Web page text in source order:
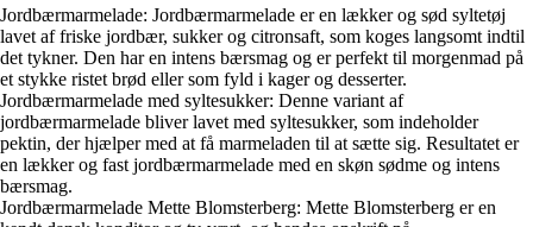
Jordbærmarmelade: Jordbærmarmelade er en lækker og sød syltetøj
lavet af friske jordbær, sukker og citronsaft, som koges langsomt indtil
det tykner. Den har en intens bærsmag og er perfekt til morgenmad på
et stykke ristet brød eller som fyld i kager og desserter.
Jordbærmarmelade med syltesukker: Denne variant af
jordbærmarmelade bliver lavet med syltesukker, som indeholder
pektin, der hjælper med at få marmeladen til at sætte sig. Resultatet er
en lækker og fast jordbærmarmelade med en skøn sødme og intens
bærsmag.
Jordbærmarmelade Mette Blomsterberg: Mette Blomsterberg er en